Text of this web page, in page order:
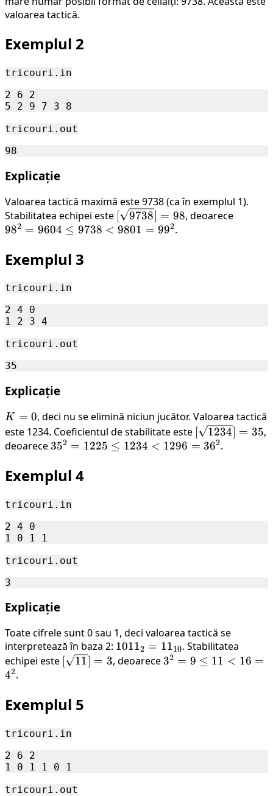
valoarea tactică.
Exemplul 2
tricouri.in
2 6 2
tricouri.out
Explicație
Valoarea tactică maximă este 9738 (ca în exemplul 1).
Stabilitatea echipei este [\sqrt{9738}]
= 98
[ 9738] = 98, deoarece98^2
982 = 9604 ≤ 9738 < 9801 = 992.
Exemplul 3
tricouri.in
2 4 0
tricouri.out
Explicație
K
=
0
K = 0, deci nu se elimină niciun jucător. Valoarea tactică
este 1234. Coeficientul de stabilitate este [\sqrt{1234}]
= 35
[ 1234] = 35,
deoarece35^2
1225
1234
36^2
352 = 1225 ≤ 1234 < 1296 = 362.
Exemplul 4
tricouri.in
2 4 0
tricouri.out
Explicație
Toate cifrele sunt 0 sau 1, deci valoarea tactică se
interpretează în baza 2: 1011_2
=
10112 = 1110. Stabilitatea
echipei este [\sqrt{11}]
[ 11] = 3, deoarece3^2
32 = 9 ≤ 11 < 16 =
42.
Exemplul 5
tricouri.in
2 6 2
tricouri.out